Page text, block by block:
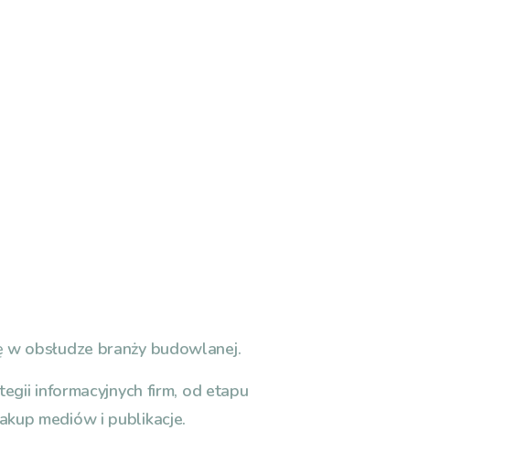
obsłudze branży budowlanej.
informacyjnych firm, od etapu
mediów i publikacje.